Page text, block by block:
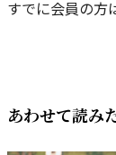
すでに会員の方
あわせて読み